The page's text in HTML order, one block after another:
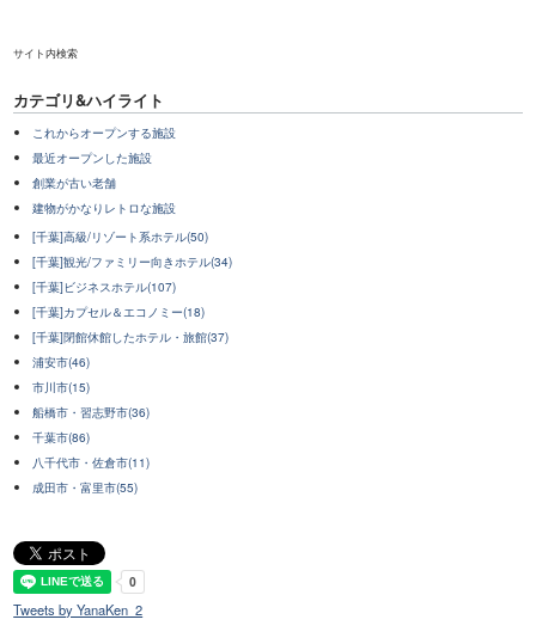
サイト内検索
カテゴリ&ハイライト
これからオープンする施設
最近オープンした施設
創業が古い老舗
建物がかなりレトロな施設
[千葉]高級/リゾート系ホテル(50)
[千葉]観光/ファミリー向きホテル(34)
[千葉]ビジネスホテル(107)
[千葉]カプセル＆エコノミー(18)
[千葉]閉館休館したホテル・旅館(37)
浦安市(46)
市川市(15)
船橋市・習志野市(36)
千葉市(86)
八千代市・佐倉市(11)
成田市・富里市(55)
Tweets by YanaKen_2